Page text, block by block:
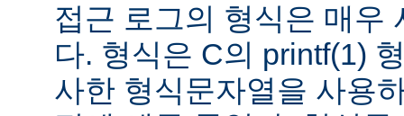
접근 로그의 형식은 매우
다. 형식은 C의 printf(1)
사한 형식문자열을 사용